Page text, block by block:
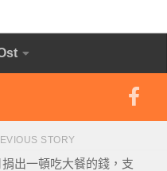
STORY
出一頓吃大餐的錢，支